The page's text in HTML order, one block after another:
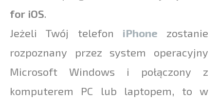
for iOS.
Jeżeli Twój telefon iPhone zostanie
rozpoznany przez system operacyjny
Microsoft Windows i połączony z
komputerem PC lub laptopem, to w